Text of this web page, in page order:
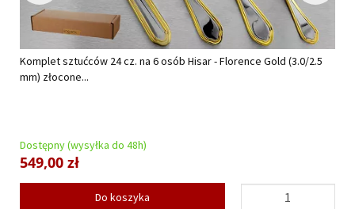
Komplet sztućców 24 cz. na 6 osób Hisar - Florence Gold (3.0/2.5
mm) złocone...
Dostępny (wysyłka do 48h)
549,00 zł
Do koszyka